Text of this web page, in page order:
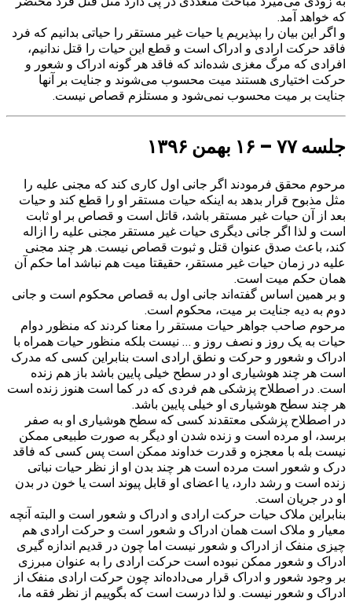
که خواهد آمد.
و اگر این بیان را بپذیریم یا حیات غیر مستقر را حیاتی بدانیم که فرد
فاقد حرکت ارادی و ادراک است و قطع این حیات را قتل ندانیم،
افرادی که مرگ مغزی شده‌اند که فاقد هر گونه ادراک و شعور و
حرکت اختیاری هستند میت محسوب می‌شوند و جنایت بر آنها
جنایت بر میت محسوب نمی‌شود و مستلزم قصاص نیست.
جلسه ۷۷ – ۱۶ بهمن ۱۳۹۶
مرحوم محقق فرمودند اگر جانی اول کاری کند که مجنی علیه را
مثل مذبوح قرار بدهد به اینکه حیات مستقر او را قطع کند و حیات
بعد از آن حیات غیر مستقر باشد، قاتل است و قصاص بر او ثابت
است و لذا اگر جانی دیگری حیات غیر مستقر مجنی علیه را ازاله
کند، باعث صدق عنوان قتل و ثبوت قصاص نیست. هر چند مجنی
علیه در زمان حیات غیر مستقر، حقیقتا میت هم نباشد اما حکم آن
همان حکم میت است.
و بر همین اساس گفته‌اند جانی اول به قصاص محکوم است و جانی
دوم به دیه جنایت بر میت، محکوم است.
مرحوم صاحب جواهر حیات مستقر را معنا کردند که منظور دوام
حیات به یک روز و نصف روز و … نیست بلکه منظور حیات همراه با
ادراک و شعور و حرکت و نطق ارادی است بنابراین کسی که مدرک
است هر چند هوشیاری او در سطح خیلی پایین باشد باز هم زنده
است. در اصطلاح پزشکی هم فردی که در کما است هنوز زنده است
هر چند سطح هوشیاری او خیلی پایین باشد.
در اصطلاح پزشکی معتقدند کسی که سطح هوشیاری او به صفر
برسد، او مرده است و زنده شدن او دیگر به صورت طبیعی ممکن
نیست بله با معجزه و قدرت خداوند ممکن است پس کسی که فاقد
درک و شعور است مرده است هر چند بدن او از نظر حیات نباتی
زنده است و رشد دارد، یا اعضای او قابل پیوند است یا خون در بدن
او در جریان است.
بنابراین ملاک حیات حرکت ارادی و ادراک و شعور است و البته آنچه
معیار و ملاک است همان ادراک و شعور است و حرکت ارادی هم
چیزی منفک از ادراک و شعور نیست اما چون در قدیم اندازه گیری
ادراک و شعور ممکن نبوده است حرکت ارادی را به عنوان مبرزی
بر وجود شعور و ادراک قرار می‌داده‌اند چون حرکت ارادی منفک از
ادراک و شعور نیست. و لذا درست است که بگوییم از نظر فقه ما،